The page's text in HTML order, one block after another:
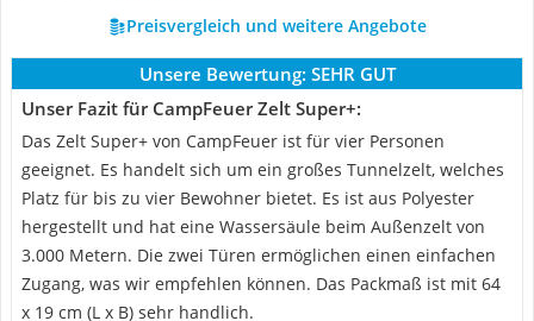
Preisvergleich und weitere Angebote
Unsere Bewertung: SEHR GUT
Unser Fazit für CampFeuer Zelt Super+:
Das Zelt Super+ von CampFeuer ist für vier Personen
geeignet. Es handelt sich um ein großes Tunnelzelt, welches
Platz für bis zu vier Bewohner bietet. Es ist aus Polyester
hergestellt und hat eine Wassersäule beim Außenzelt von
3.000 Metern. Die zwei Türen ermöglichen einen einfachen
Zugang, was wir empfehlen können. Das Packmaß ist mit 64
x 19 cm (L x B) sehr handlich.